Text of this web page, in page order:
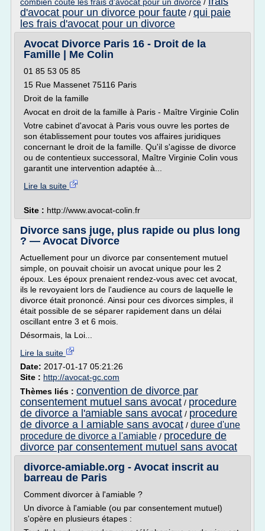
d'avocat pour un divorce pour faute / qui paie
les frais d'avocat pour un divorce
Avocat Divorce Paris 16 - Droit de la
Famille | Me Colin
01 85 53 05 85
15 Rue Massenet 75116 Paris
Droit de la famille
Avocat en droit de la famille à Paris - Maître Virginie Colin
Votre cabinet d'avocat à Paris vous ouvre les portes de
son établissement pour toutes vos affaires juridiques
concernant le droit de la famille. Qu'il s'agisse de divorce
ou de contentieux successoral, Maître Virginie Colin vous
garantit une intervention adaptée à...
Lire la suite
Site : http://www.avocat-colin.fr
Divorce sans juge, plus rapide ou plus long
? — Avocat Divorce
Actuellement pour un divorce par consentement mutuel
simple, on pouvait choisir un avocat unique pour les 2
époux. Les époux prenaient rendez-vous avec cet avocat,
ils le revoyaient lors de l'audience au cours de laquelle le
divorce était prononcé. Ainsi pour ces divorces simples, il
était possible de se séparer rapidement dans un délai
oscillant entre 3 et 6 mois.
Désormais, la Loi...
Lire la suite
Date: 2017-01-17 05:21:26
Site : http://avocat-gc.com
Thèmes liés : convention de divorce par
consentement mutuel sans avocat / procedure
de divorce a l'amiable sans avocat / procedure
de divorce a l amiable sans avocat / duree d'une
procedure de divorce a l'amiable / procedure de
divorce par consentement mutuel sans avocat
divorce-amiable.org - Avocat inscrit au
barreau de Paris
Comment divorcer à l'amiable ?
Un divorce à l'amiable (ou par consentement mutuel)
s'opère en plusieurs étapes :